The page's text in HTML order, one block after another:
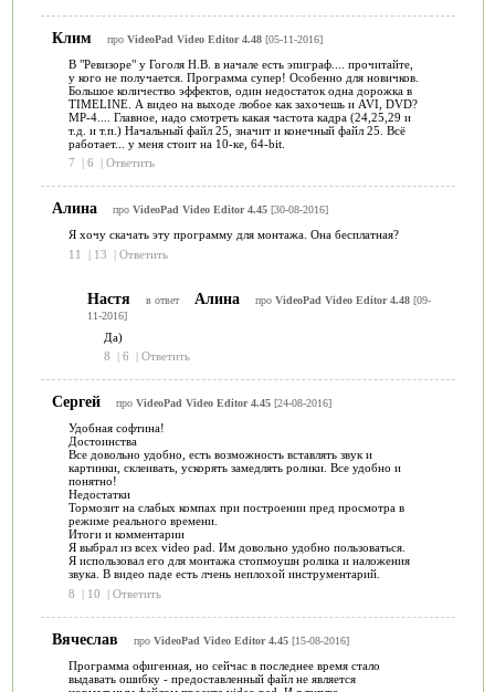
Клим про VideoPad Video Editor 4.48[05-11-2016]
В "Ревизоре" у Гоголя Н.В. в начале есть эпиграф.... прочитайте,
у кого не получается. Программа супер! Особенно для новичков.
Большое количество эффектов, один недостаток одна дорожка в
TIMELINE. А видео на выходе любое как захочешь и AVI, DVD?
МP-4.... Главное, надо смотреть какая частота кадра (24,25,29 и
т.д. и т.п.) Начальный файл 25, значит и конечный файл 25. Всё
работает... у меня стоит на 10-ке, 64-bit.
7
| 6 | Ответить
Алина про VideoPad Video Editor 4.45[30-08-2016]
Я хочу скачать эту программу для монтажа. Она бесплатная?
11
| 13 | Ответить
Настя в ответ Алина про VideoPad Video Editor 4.48[09-
11-2016]
Да)
8
| 6 | Ответить
Сергей про VideoPad Video Editor 4.45[24-08-2016]
Удобная софтина!
Достоинства
Все довольно удобно, есть возможность вставлять звук и
картинки, склеивать, ускорять замедлять ролики. Все удобно и
понятно!
Недостатки
Тормозит на слабых компах при построении пред просмотра в
режиме реального времени.
Итоги и комментарии
Я выбрал из всех video pad. Им довольно удобно пользоваться.
Я использовал его для монтажа стопмоушн ролика и наложения
звука. В видео паде есть лчень неплохой инструментарий.
8
| 10 | Ответить
Вячеслав про VideoPad Video Editor 4.45[15-08-2016]
Программа офигенная, но сейчас в последнее время стало
выдавать ошибку - предоставленный файл не является